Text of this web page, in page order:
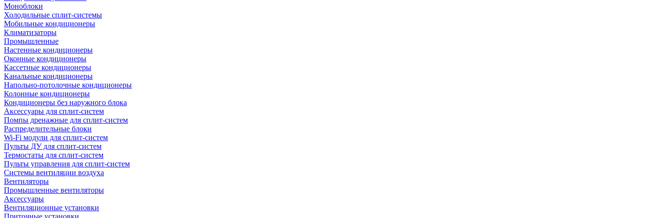
Моноблоки
Холодильные сплит-системы
Мобильные кондиционеры
Климатизаторы
Промышленные
Настенные кондиционеры
Оконные кондиционеры
Кассетные кондиционеры
Канальные кондиционеры
Напольно-потолочные кондиционеры
Колонные кондиционеры
Кондиционеры без наружного блока
Аксессуары для сплит-систем
Помпы дренажные для сплит-систем
Распределительные блоки
Wi-Fi модули для сплит-систем
Пульты ДУ для сплит-систем
Термостаты для сплит-систем
Пульты управления для сплит-систем
Системы вентиляции воздуха
Вентиляторы
Промышленные вентиляторы
Аксессуары
Вентиляционные установки
Приточные установки